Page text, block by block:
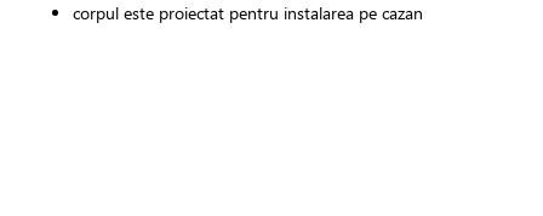
corpul este proiectat pentru instalarea pe cazan